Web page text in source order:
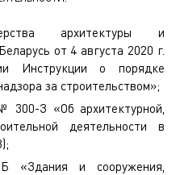
архитектуры и
от 4 августа 2020 г.
о порядке
за строительством»;
З «Об архитектурной,
деятельности в
«Здания и сооружения,